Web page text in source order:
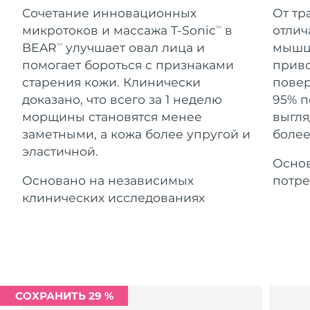
Сочетание инновационных
микротоков и массажа T-SonicTM
в
BEARTM
улучшает овал лица и
помогает бороться с признаками
старения кожи. Клинически
доказано, что всего за 1 неделю
морщины становятся менее
заметными, а кожа более упругой и
эластичной.
Основано на независимых
клинических исследованиях
От
95%
СОХРАНИТЬ 29 %
18% PAP
Косметика Для мужчин
Купить
ПОДРОБНЕЕ
Гибралтар
Ожидаемая дата доставки
8/16/26
Греция
Ожидаемая дата доставки
8/12/26
Гонконг (САР)
8/13/26
Венгрия
Ожидаемая дата доставки
Исландия
8/13/26
о-в Мэн